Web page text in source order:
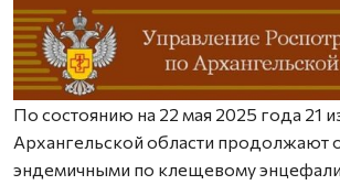
По состоянию на 22 мая 2025 года 21
Архангельской области продолжают
эндемичными по клещевому